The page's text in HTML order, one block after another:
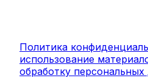
Политика
использование
обработку